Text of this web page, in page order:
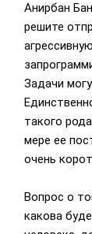
Анирбан
решите
Задачи
такого
мере ее
очень
Вопрос о
какова